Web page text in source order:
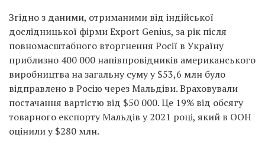
Згідно з даними, отриманими від індійської
дослідницької фірми Export Genius, за рік після
повномасштабного вторгнення Росії в Україну
приблизно 400 000 напівпровідників американського
виробництва на загальну суму у $53,6 млн було
відправлено в Росію через Мальдіви. Враховували
постачання вартістю від $50 000. Це 19% від обсягу
товарного експорту Мальдів у 2021 році, який в ООН
оцінили у $280 млн.